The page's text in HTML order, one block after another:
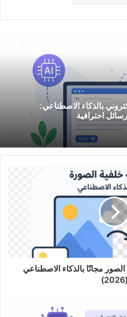
بالذكاء الاصطناعي:
احترافية
مجانًا بالذكاء الاصطناعي
(2026)